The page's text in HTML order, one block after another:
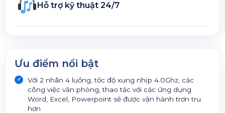
Hỗ trợ kỹ thuật 24/7
Ưu điểm nổi bật
Với 2 nhân 4 luồng, tốc độ xung nhịp 4.0Ghz, các
công việc văn phòng, thao tác với các ứng dụng
Word, Excel, Powerpoint sẽ được vận hành trơn tru
hơn